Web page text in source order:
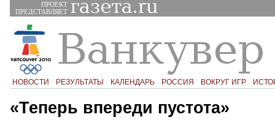
ПРОЕКТ
ПРЕДСТАВЛЯЕТ
НОВОСТИ РЕЗУЛЬТАТЫ КАЛЕНДАРЬ РОССИЯ ВОКРУГ ИГР
«Теперь впереди пустота»